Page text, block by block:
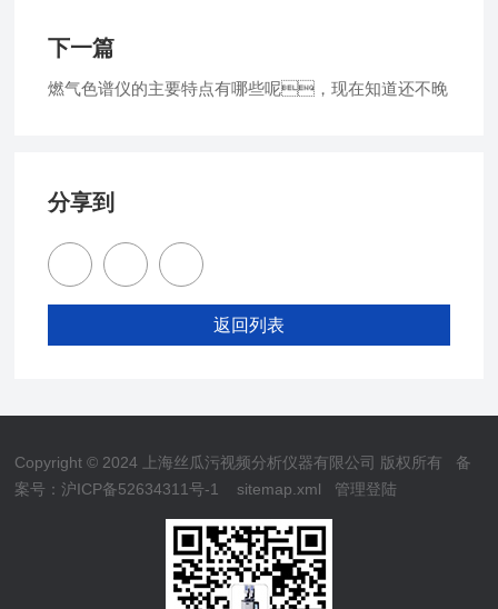
下一篇
燃气色谱仪的主要特点有哪些呢，现在知道还不晚
分享到
返回列表
Copyright © 2024 上海丝瓜污视频分析仪器有限公司 版权所有 备
案号：沪ICP备52634311号-1
sitemap.xml 管理登陆